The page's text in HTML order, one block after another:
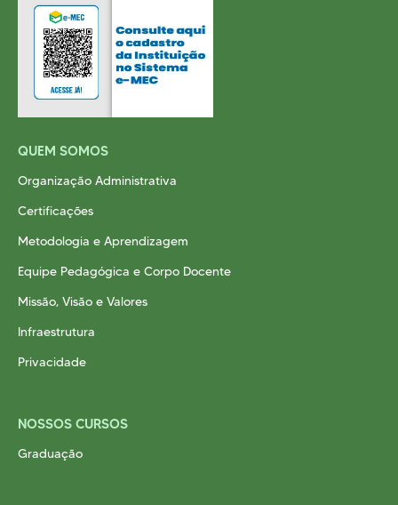
QUEM SOMOS
Organização Administrativa
Certificações
Metodologia e Aprendizagem
Equipe Pedagógica e Corpo Docente
Missão, Visão e Valores
Infraestrutura
Privacidade
NOSSOS CURSOS
Graduação